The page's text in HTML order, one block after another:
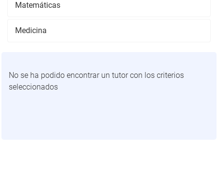
No se ha podido encontrar un tutor con los criterios
seleccionados
Matemáticas
Medicina